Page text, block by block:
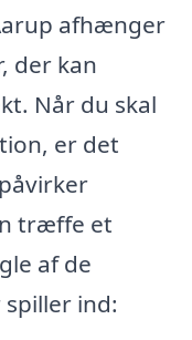
afhænger
der kan
Når du skal
er det
træffe et
af de
ind: